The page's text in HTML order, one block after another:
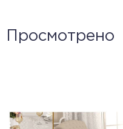
Просмотрено